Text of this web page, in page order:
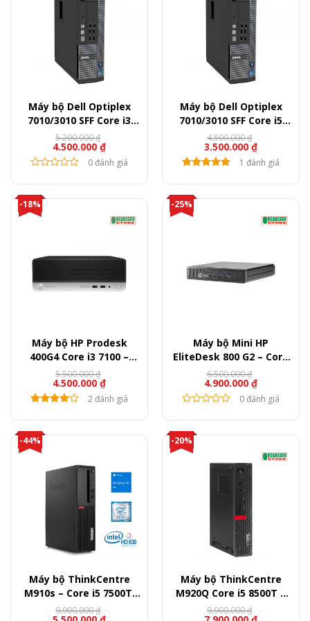
Máy bộ Dell Optiplex
7010/3010 SFF Core i3
3220 – Ram 8GB – SSD
120GB – GT 730
5.200.000₫
Giá
gốc
là:
5.200.000 ₫.
4.500.000 ₫
Giá
hiện
tại 0 đánh giá
Máy bộ Dell Optiplex
7010/3010 SFF Core i5
3470 – Ram 4GB – SSD
120GB
4.500.000₫
Giá
gốc
là:
4.500.000 ₫.
3.500.000 ₫
Giá
hiện
tại 1 đánh giá
-18%
Máy bộ HP Prodesk
400G4 Core i3 7100 –
Ram 8GB – SSD 120GB
5.500.000₫
Giá
gốc
là:
5.500.000 ₫.
4.500.000 ₫
Giá
hiện
tại2 đánh giá
-25%
Máy bộ Mini HP
EliteDesk 800 G2 – Core
i5 6500T, Ram 8GB, SSD
256GB
6.500.000₫
Giá
gốc
là:
6.500.000 ₫.
4.900.000 ₫
Giá
hiện
tại 0 đánh giá
-44%
Máy bộ ThinkCentre
M910s – Core i5 7500T,
Ram 8GB, SSD 120GB +
9.900.000₫
Giá
Giá
-20%
Máy bộ ThinkCentre
M920Q Core i5 8500T –
Ram 8GB – SSD 256GB
9.900.000₫
Giá
Giá